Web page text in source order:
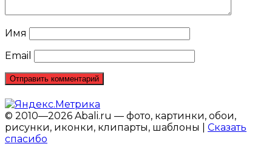
Имя
Email
© 2010—2026 Abali.ru — фото, картинки, обои,
рисунки, иконки, клипарты, шаблоны | Сказать
спасибо